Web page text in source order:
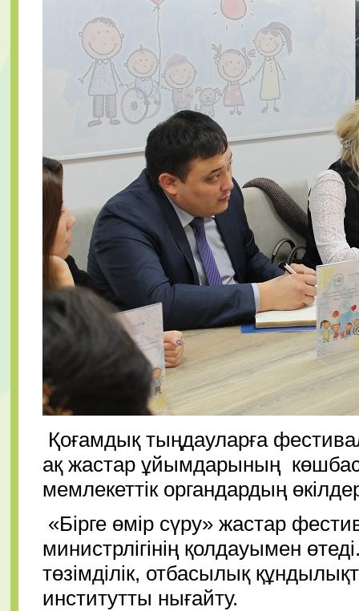
Қоғамдық тыңдауларға
ақ жастар ұйымдарының
мемлекеттік органдардың
«Бірге өмір сүру» жастар
министрлігінің қолдауымен
төзімділік, отбасылық
институтты нығайту.